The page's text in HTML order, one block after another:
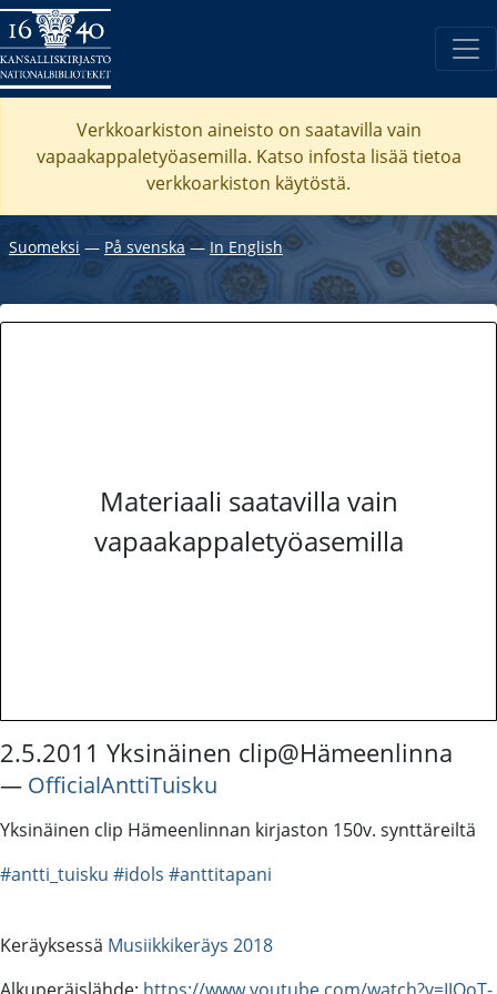
Verkkoarkiston aineisto on saatavilla vain
vapaakappaletyöasemilla. Katso infosta lisää tietoa
verkkoarkiston käytöstä.
Suomeksi ― På svenska― In English
Materiaali saatavilla vain
vapaakappaletyöasemilla
2.5.2011 Yksinäinen clip@Hämeenlinna
― OfficialAnttiTuisku
Yksinäinen clip Hämeenlinnan kirjaston 150v. synttäreiltä
#antti_tuisku #idols #anttitapani
Keräyksessä Musiikkikeräys 2018